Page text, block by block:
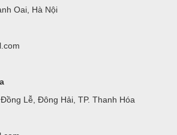
Oai, Hà Nội
Lễ, Đông Hải, TP. Thanh Hóa